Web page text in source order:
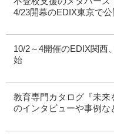
4/23開幕のEDIX東京で
10/2～4開催のEDIX関西
始
教育専門カタログ『未
のインタビューや事例